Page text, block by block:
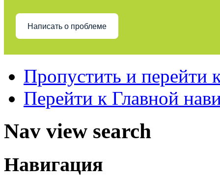
Написать о проблеме
Пропустить и перейти
Перейти к Главной
Nav view search
Навигация